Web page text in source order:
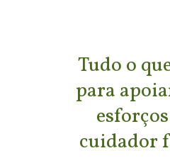
Tudo o
para
cuidador